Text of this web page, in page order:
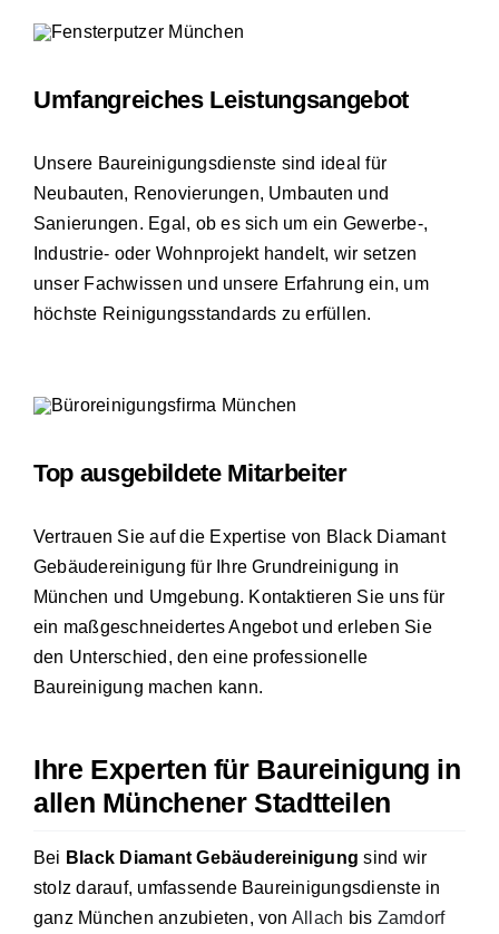
Umfangreiches Leistungsangebot
Unsere Baureinigungsdienste sind ideal für
Neubauten, Renovierungen, Umbauten und
Sanierungen. Egal, ob es sich um ein Gewerbe-,
Industrie- oder Wohnprojekt handelt, wir setzen
unser Fachwissen und unsere Erfahrung ein, um
höchste Reinigungsstandards zu erfüllen.
Top ausgebildete Mitarbeiter
Vertrauen Sie auf die Expertise von Black Diamant
Gebäudereinigung für Ihre Grundreinigung in
München und Umgebung. Kontaktieren Sie uns für
ein maßgeschneidertes Angebot und erleben Sie
den Unterschied, den eine professionelle
Baureinigung machen kann.
Ihre Experten für Baureinigung in
allen Münchener Stadtteilen
Bei Black Diamant Gebäudereinigung sind wir
stolz darauf, umfassende Baureinigungsdienste in
ganz München anzubieten, von Allach bis Zamdorf